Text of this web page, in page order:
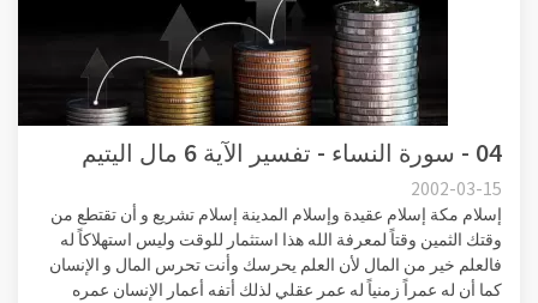
04 - سورة النساء - تفسير الآية 6 مال اليتيم
2002-03-15
إسلام مكة إسلام عقيدة وإسلام المدينة إسلام تشريع و أن تقتطع من
وقتك الثمين وقتاً لمعرفة الله هذا استثمار للوقت وليس استهلاكاً له
فالعلم خير من المال لأن العلم يحرسك وأنت تحرس المال و الإنسان
كما أن له عمراً زمنياً له عمر عقلي لذلك أتفه أعمار الإنسان عمره